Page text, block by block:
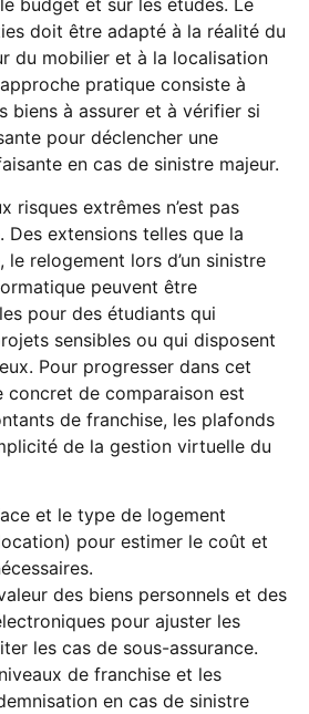
budget et sur les études. Le
doit être adapté à la réalité du
du mobilier et à la localisation
pratique consiste à
biens à assurer et à vérifier si
pour déclencher une
en cas de sinistre majeur.
risques extrêmes n’est pas
Des extensions telles que la
relogement lors d’un sinistre
peuvent être
pour des étudiants qui
sensibles ou qui disposent
Pour progresser dans cet
concret de comparaison est
de franchise, les plafonds
de la gestion virtuelle du
et le type de logement
pour estimer le coût et
des biens personnels et des
pour ajuster les
les cas de sous-assurance.
de franchise et les
en cas de sinistre